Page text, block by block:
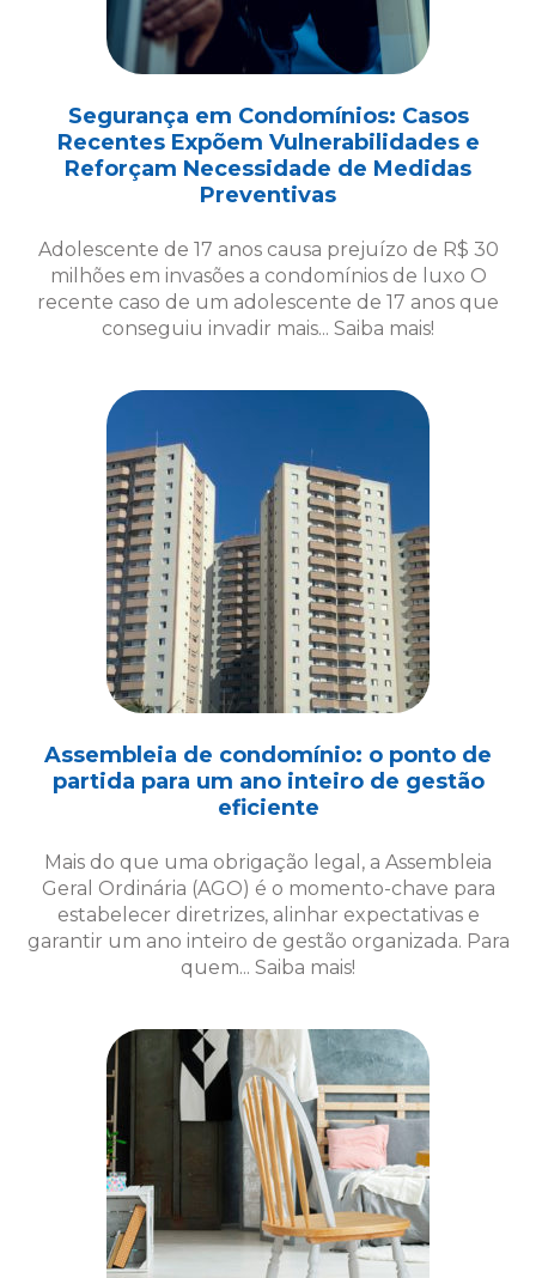
Segurança em Condomínios: Casos
Recentes Expõem Vulnerabilidades e
Reforçam Necessidade de Medidas
Preventivas
Adolescente de 17 anos causa prejuízo de R$ 30
milhões em invasões a condomínios de luxo O
recente caso de um adolescente de 17 anos que
conseguiu invadir mais... Saiba mais!
Assembleia de condomínio: o ponto de
partida para um ano inteiro de gestão
eficiente
Mais do que uma obrigação legal, a Assembleia
Geral Ordinária (AGO) é o momento-chave para
estabelecer diretrizes, alinhar expectativas e
garantir um ano inteiro de gestão organizada. Para
quem... Saiba mais!